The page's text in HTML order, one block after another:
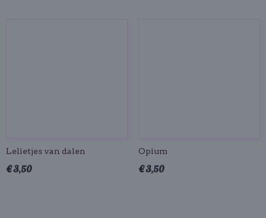
Lelietjes van dalen
€ 3,50
Opium
€ 3,50